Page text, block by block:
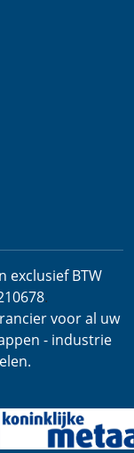
exclusief BTW
.
voor al uw
- industrie